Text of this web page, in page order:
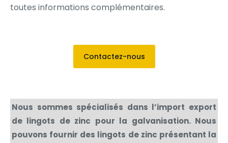
toutes informations complémentaires.
Contactez-nous
Nous sommes spécialisés dans l’import export
de lingots de zinc pour la galvanisation. Nous
pouvons fournir des lingots de zinc présentant la